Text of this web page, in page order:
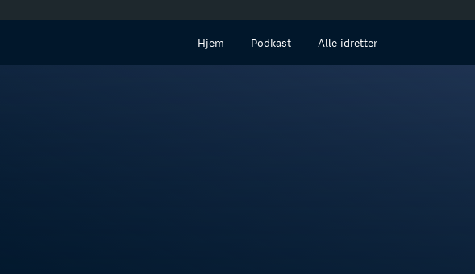
innhold
Hjem Podkast Alle idretter